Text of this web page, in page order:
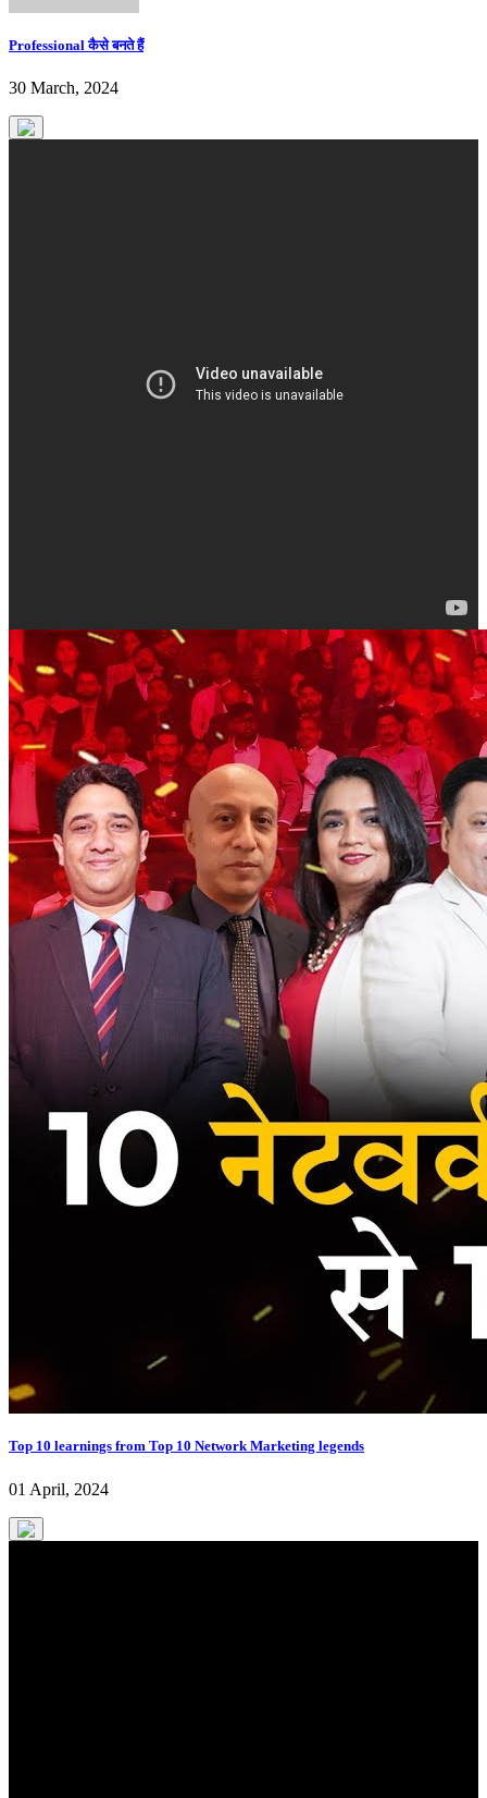
Professional कैसे बनते हैं
30 March, 2024
Top 10 learnings from Top 10 Network Marketing legends
01 April, 2024